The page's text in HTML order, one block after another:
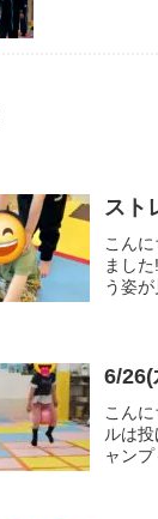
スト
こん
まし
う姿
6/
こん
ルは
ャン